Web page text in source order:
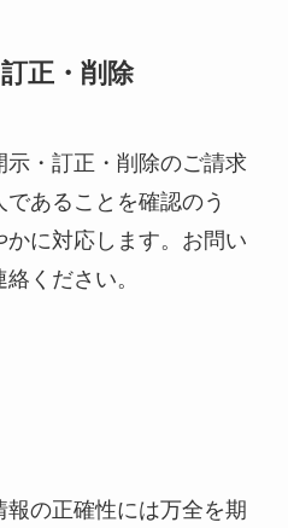
正・削除
示・訂正・削除のご請求
あることを確認のう
かに対応します。お問い
ください。
の正確性には万全を期